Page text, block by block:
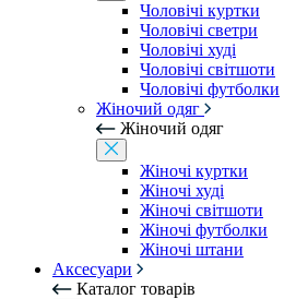
Чоловічі куртки
Чоловічі светри
Чоловічі худі
Чоловічі світшоти
Чоловічі футболки
Жіночий одяг
Жіночий одяг
Жіночі куртки
Жіночі худі
Жіночі світшоти
Жіночі футболки
Жіночі штани
Аксесуари
Каталог товарів